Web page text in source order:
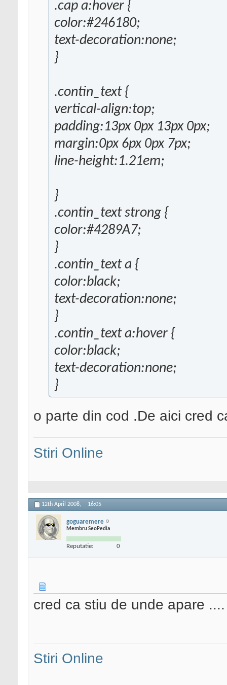
.cap a:hover {
color:#246180;
text-decoration:none;
}
.contin_text {
vertical-align:top;
padding:13px 0px 13px 0px;
margin:0px 6px 0px 7px;
line-height:1.21em;
}
.contin_text strong {
color:#4289A7;
}
.contin_text a {
color:black;
text-decoration:none;
}
.contin_text a:hover {
color:black;
text-decoration:none;
}
o parte din cod .De aici cred
Stiri Online
12th April 2008, 16:05
goguaremere
Membru SeoPedia
Reputatie: 0
cred ca stiu de unde apare ....
Stiri Online